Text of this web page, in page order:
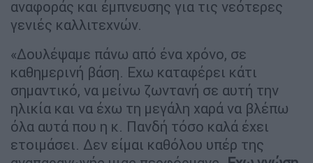
αναφοράς και έμπνευσης για τις νεότερες
γενιές καλλιτεχνών.
«Δουλέψαμε πάνω από ένα χρόνο, σε
καθημερινή βάση. Εχω καταφέρει κάτι
σημαντικό, να μείνω ζωντανή σε αυτή την
ηλικία και να έχω τη μεγάλη χαρά να βλέπω
όλα αυτά που η κ. Πανδή τόσο καλά έχει
ετοιμάσει. Δεν είμαι καθόλου υπέρ της